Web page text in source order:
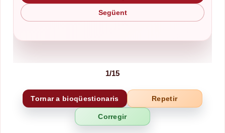
Següent
1/15
Tornar a bioqüestionaris Repetir